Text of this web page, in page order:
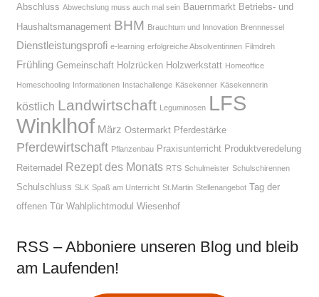
Abschluss Abwechslung muss auch mal sein Bauernmarkt Betriebs- und
Haushaltsmanagement BHM Brauchtum und Innovation Brennnessel
Dienstleistungsprofi e-learning erfolgreiche Absolventinnen Filmdreh
Frühling Gemeinschaft Holzrücken Holzwerkstatt Homeoffice
Homeschooling Informationen Instachallenge Käsekenner Käsekennerin
köstlich Landwirtschaft Leguminosen LFS
Winklhof März Ostermarkt Pferdestärke
Pferdewirtschaft Pflanzenbau Praxisunterricht Produktveredelung
Reiternadel Rezept des Monats RTS Schulmeister Schulschirennen
Schulschluss SLK Spaß am Unterricht St.Martin Stellenangebot Tag der
offenen Tür Wahlplichtmodul Wiesenhof
RSS – Abboniere unseren Blog und bleib
am Laufenden!